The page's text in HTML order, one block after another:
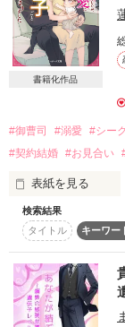
コンテスト
超短編！フ
スターツ出版
賞」ベリーズカ
その他の条件
親友に裏切られ
ら）。
失意の中、ネッ
女性だと思った
しがないカフェ店
×
コンプレックス持
イケメン店長に対
思いがけずつな
書籍化作品
#御曹司 #溺愛 #シー
#契約結婚 #お見合い
表紙を見る
灰色の人生から救
強要されて出席
息を呑むほどの
桐生 晴臣（29）
検索結果
タイトル
キーワー